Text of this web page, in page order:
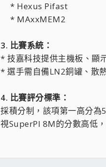
* Hexus Pifast
* MAxxMEM2​
3. 比賽系統：
* 技嘉科技提供主機板、顯
* 選手需自備LN2銅罐、散
4. 比賽評分標準：
採積分制，該項第一高分
視SuperPI 8M的分數高低